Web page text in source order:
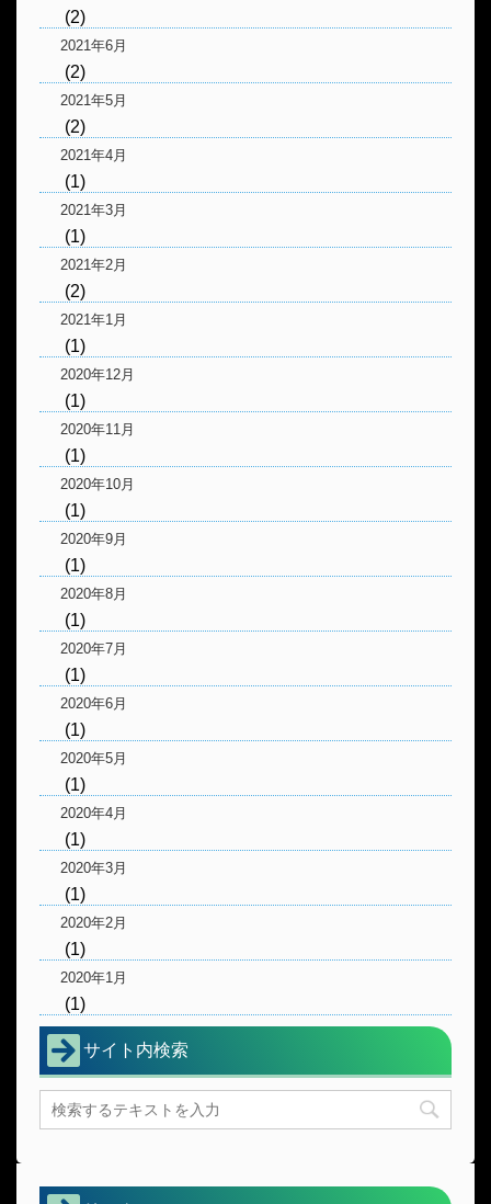
(2)
2021年6月
(2)
2021年5月
(2)
2021年4月
(1)
2021年3月
(1)
2021年2月
(2)
2021年1月
(1)
2020年12月
(1)
2020年11月
(1)
2020年10月
(1)
2020年9月
(1)
2020年8月
(1)
2020年7月
(1)
2020年6月
(1)
2020年5月
(1)
2020年4月
(1)
2020年3月
(1)
2020年2月
(1)
2020年1月
(1)
サイト内検索